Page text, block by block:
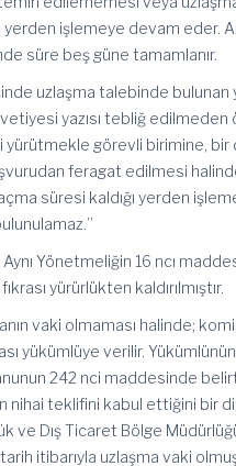
yerden işlemeye devam eder.
süre beş güne tamamlanır.
uzlaşma talebinde
yazısı tebliğ
yürütmekle görevli birimine,
feragat edilmesi
süresi kaldığı yerden
Aynı Yönetmeliğin 16 ncı
yürürlükten kaldırılmıştır.
vaki olmaması halinde;
yükümlüye verilir.
242 nci maddesinde
nihai teklifini kabul ettiğini bir
ve Dış Ticaret Bölge
itibarıyla uzlaşma vaki